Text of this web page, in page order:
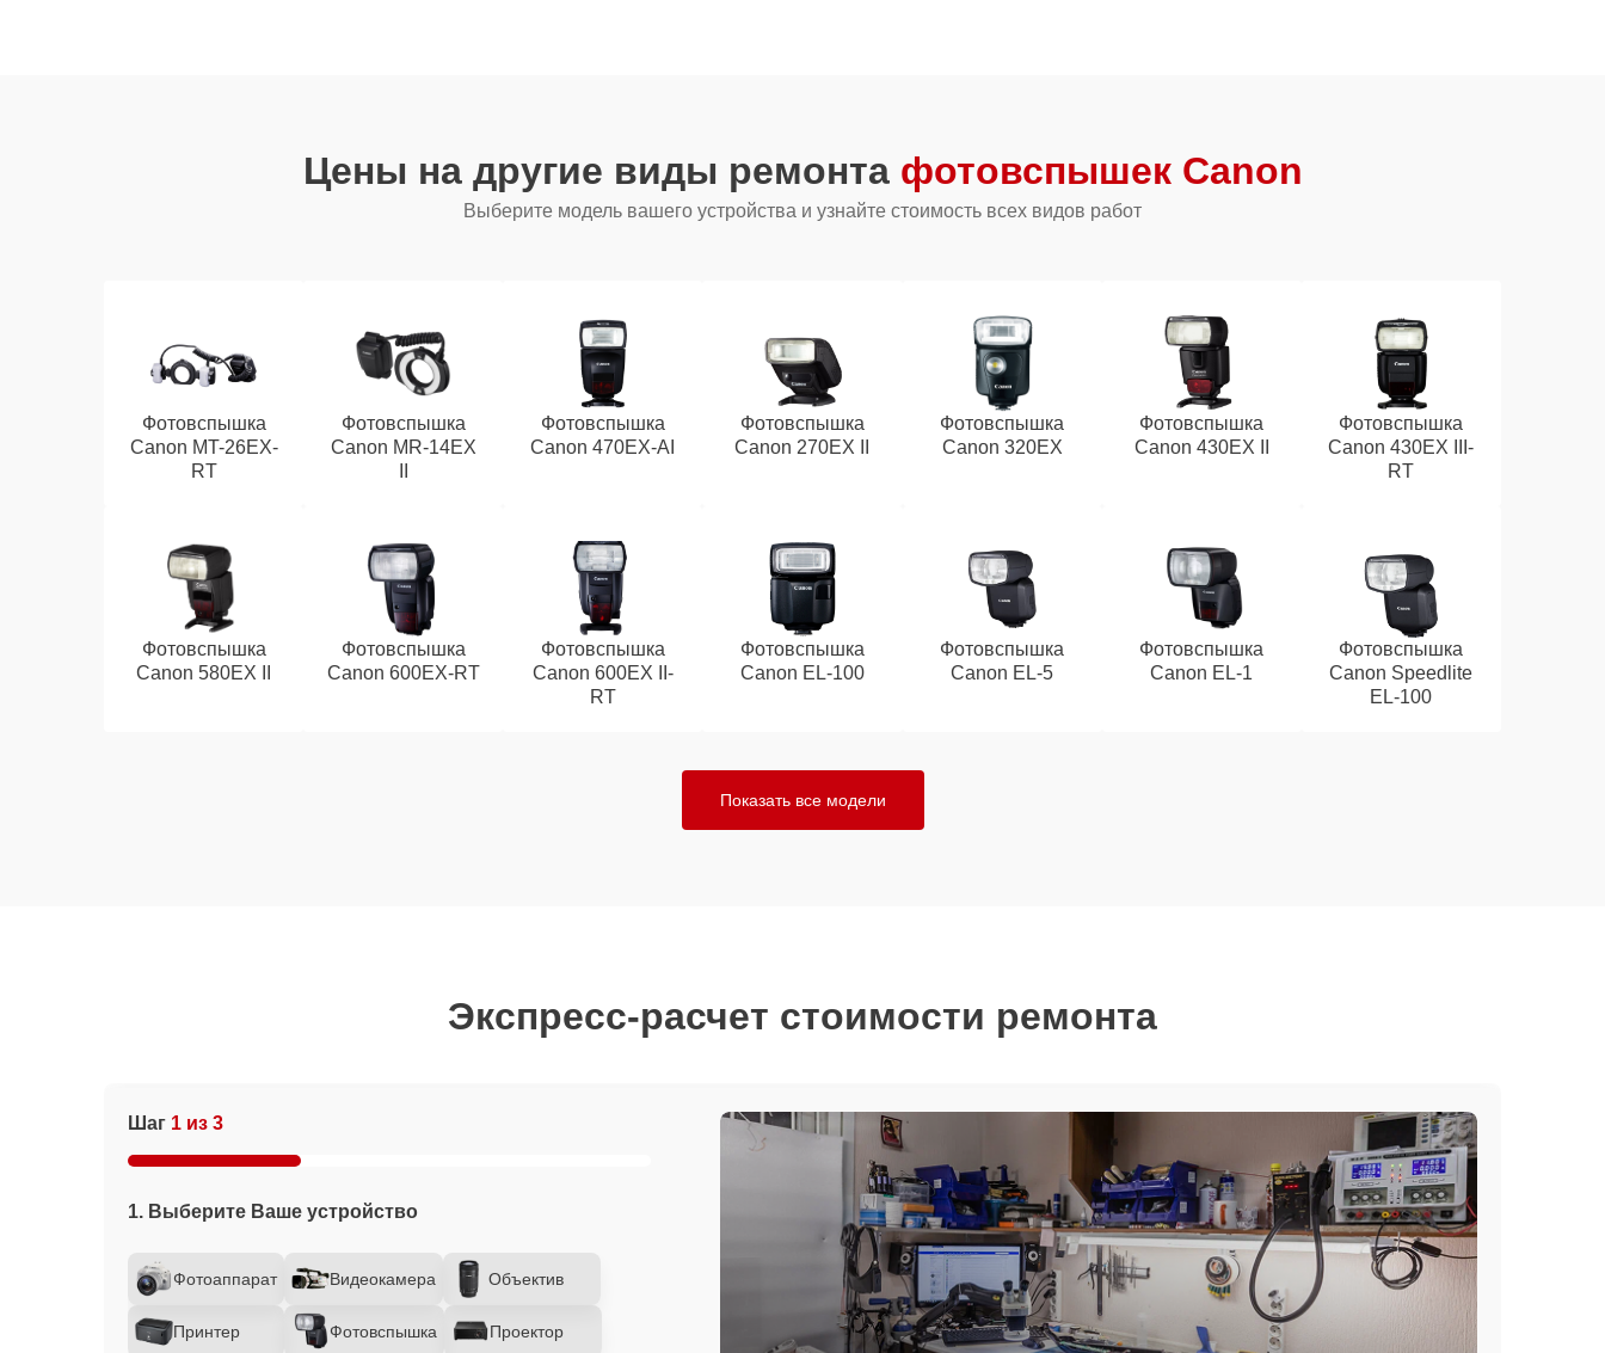
Цены на другие виды ремонта фотовспышек Canon
Выберите модель вашего устройства и узнайте стоимость всех видов работ
Фотовспышка
Canon MT-26EX-
RT
Фотовспышка
Canon MR-14EX
Фотовспышка
Canon 470EX-AI
Фотовспышка
Canon 270EX II
Фотовспышка
Canon 320EX
Фотовспышка
Canon 430EX II
Фотовспышка
Canon 430EX III-
RT
Фотовспышка
Canon 580EX II
Фотовспышка
Canon 600EX-RT
Фотовспышка
Canon 600EX II-
RT
Фотовспышка
Canon EL-100
Фотовспышка
Canon EL-5
Фотовспышка
Canon EL-1
Фотовспышка
Canon Speedlite
EL-100
Показать все модели
Экспресс-расчет стоимости ремонта
Шаг 1 из 3
1. Выберите Ваше устройство
Фотоаппарат Видеокамера Объектив
Принтер Фотовспышка Проектор